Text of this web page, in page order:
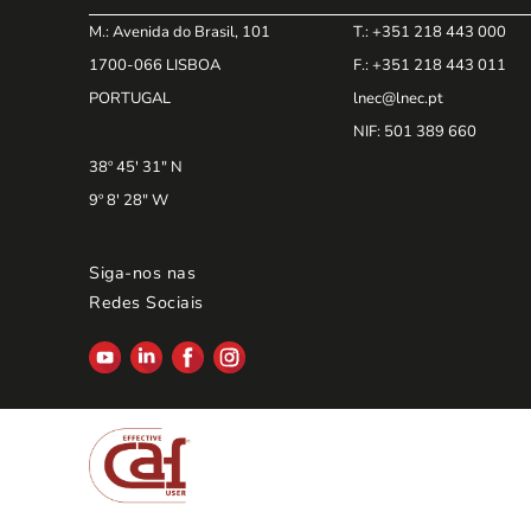
M.: Avenida do Brasil, 101
1700-066 LISBOA
PORTUGAL
38º 45' 31" N
9º 8' 28" W
T.: +351 218 443 000
F.: +351 218 443 011
lnec@lnec.pt
NIF: 501 389 660
Siga-nos nas
Redes Sociais